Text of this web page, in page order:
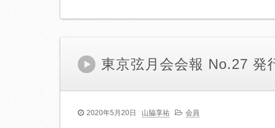
東京弦月会会報 No.27 発
2020年5月20日 山脇享祐 会員